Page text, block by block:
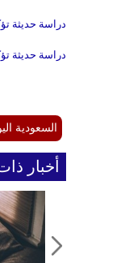
دراسة حديثة
دراسة حديثة
السعودية
أخبار